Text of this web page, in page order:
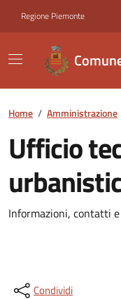
Regione Piemonte
Home / Amministrazione
Ufficio
Informazioni, contatti
Condividi